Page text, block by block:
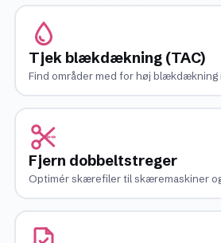
Tjek blækdækning (TAC)
Find områder med for høj blækdækning
Fjern dobbeltstreger
Optimér skærefiler til skæremaskiner